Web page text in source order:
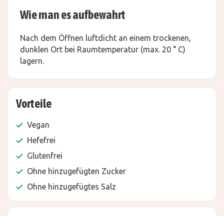
Wie man es aufbewahrt
Nach dem Öffnen luftdicht an einem trockenen,
dunklen Ort bei Raumtemperatur (max. 20 ° C)
lagern.
Vorteile
Vegan
Hefefrei
Glutenfrei
Ohne hinzugefügten Zucker
Ohne hinzugefügtes Salz